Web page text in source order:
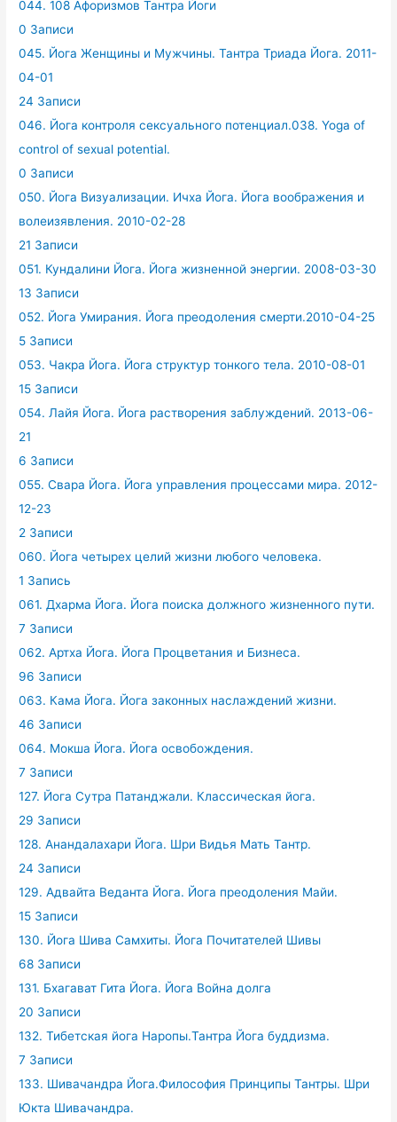
044. 108 Афоризмов Тантра Йоги
0 Записи
045. Йога Женщины и Мужчины. Тантра Триада Йога. 2011-
04-01
24 Записи
046. Йога контроля сексуального потенциал.038. Yoga of
control of sexual potential.
0 Записи
050. Йога Визуализации. Ичха Йога. Йога воображения и
волеизявления. 2010-02-28
21 Записи
051. Кундалини Йога. Йога жизненной энергии. 2008-03-30
13 Записи
052. Йога Умирания. Йога преодоления смерти.2010-04-25
5 Записи
053. Чакра Йога. Йога структур тонкого тела. 2010-08-01
15 Записи
054. Лайя Йога. Йога растворения заблуждений. 2013-06-
21
6 Записи
055. Свара Йога. Йога управления процессами мира. 2012-
12-23
2 Записи
060. Йога четырех целий жизни любого человека.
1 Запись
061. Дхарма Йога. Йога поиска должного жизненного пути.
7 Записи
062. Артха Йога. Йога Процветания и Бизнеса.
96 Записи
063. Кама Йога. Йога законных наслаждений жизни.
46 Записи
064. Мокша Йога. Йога освобождения.
7 Записи
127. Йога Сутра Патанджали. Классическая йога.
29 Записи
128. Анандалахари Йога. Шри Видья Мать Тантр.
24 Записи
129. Адвайта Веданта Йога. Йога преодоления Майи.
15 Записи
130. Йога Шива Самхиты. Йога Почитателей Шивы
68 Записи
131. Бхагават Гита Йога. Йога Война долга
20 Записи
132. Тибетская йога Наропы.Тантра Йога буддизма.
7 Записи
133. Шивачандра Йога.Философия Принципы Тантры. Шри
Юкта Шивачандра.